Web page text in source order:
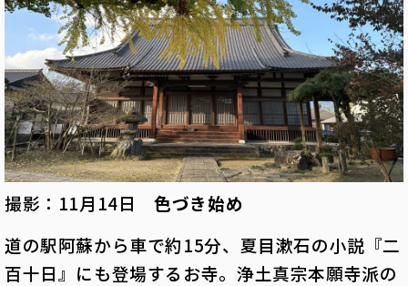
撮影：11月14日色づき始め
道の駅阿蘇から車で約15分、夏目漱石の小説『二
百十日』にも登場するお寺。浄土真宗本願寺派の